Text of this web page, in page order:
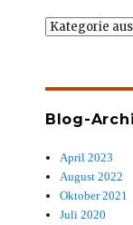
Wer
Blog-
April 2023
August 2022
Oktober 2021
Juli 2020